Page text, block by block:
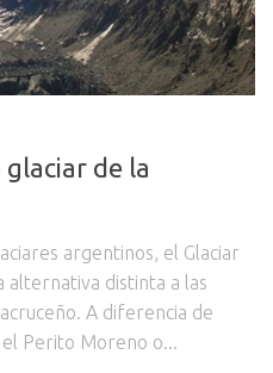
de la
argentinos, el Glaciar
alternativa distinta a las
A diferencia de
el Perito Moreno o...